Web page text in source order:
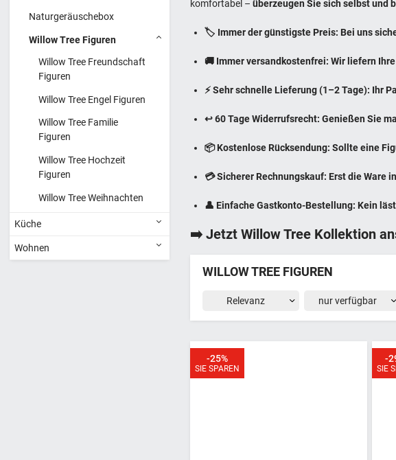
komfortabel –überzeugen Sie sich selbst und
🏷️ Immer der günstigste Preis: Bei uns
🚚 Immer versandkostenfrei: Wir liefern
⚡ Sehr schnelle Lieferung (1–2 Tage): Ihr
↩️ 60 Tage Widerrufsrecht: Genießen Sie
📦 Kostenlose Rücksendung: Sollte eine
💳 Sicherer Rechnungskauf: Erst die Ware
👤 Einfache Gastkonto-Bestellung: Kein
➡️ Jetzt Willow Tree Kollektion
WILLOW TREE FIGUREN
SIE SPAREN
-25%
SIE
-
Naturgeräuschebox
Willow Tree Figuren
Willow Tree Freundschaft
Figuren
Willow Tree Engel Figuren
Willow Tree Familie
Figuren
Willow Tree Hochzeit
Figuren
Willow Tree Weihnachten
Küche
Wohnen